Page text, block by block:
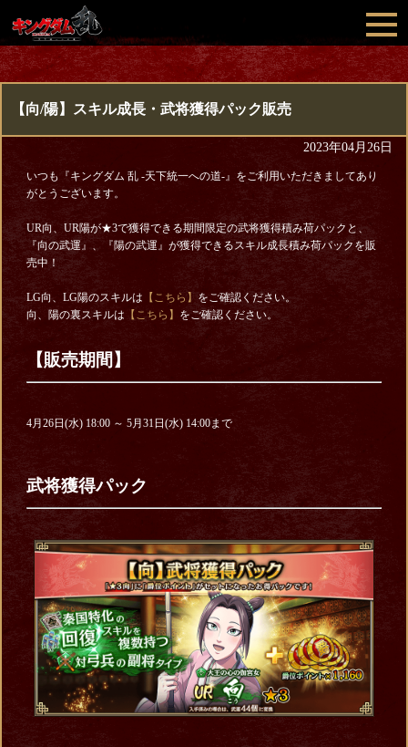
【向/陽】スキル成長・武将獲得パック販売
2023年04月26日
いつも『キングダム 乱 -天下統一への道-』をご利用いただきましてあり
がとうございます。
UR向、UR陽が★3で獲得できる期間限定の武将獲得積み荷パックと、
『向の武運』、『陽の武運』が獲得できるスキル成長積み荷パックを販
売中！
LG向、LG陽のスキルは 【こちら】 をご確認ください。
向、陽の裏スキルは 【こちら】 をご確認ください。
【販売期間】
4月26日(水) 18:00 ～ 5月31日(水) 14:00まで
武将獲得パック